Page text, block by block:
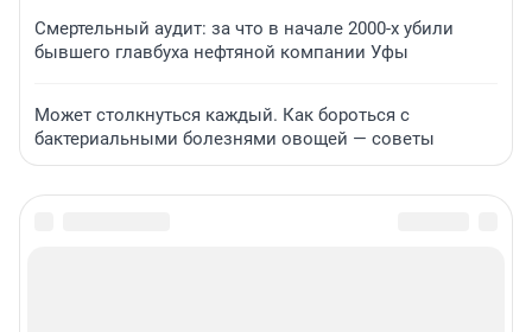
Смертельный аудит: за что в начале 2000-х убили
бывшего главбуха нефтяной компании Уфы
Может столкнуться каждый. Как бороться с
бактериальными болезнями овощей — советы